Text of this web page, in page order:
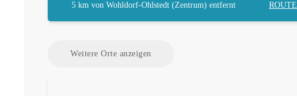
5 km von Wohldorf-Ohlstedt (Zentrum) entfernt ROUTE
Weitere Orte anzeigen